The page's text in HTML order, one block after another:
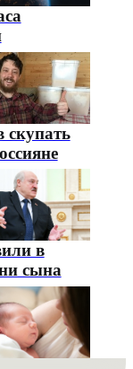
скупать
в
сына